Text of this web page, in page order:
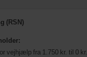
(RSN)
vejhjælp fra 1.750 kr. til 0 kr.